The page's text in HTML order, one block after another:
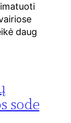
daug
sode